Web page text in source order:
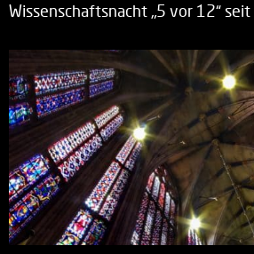
Wissenschaftsnacht „5 vor 12“